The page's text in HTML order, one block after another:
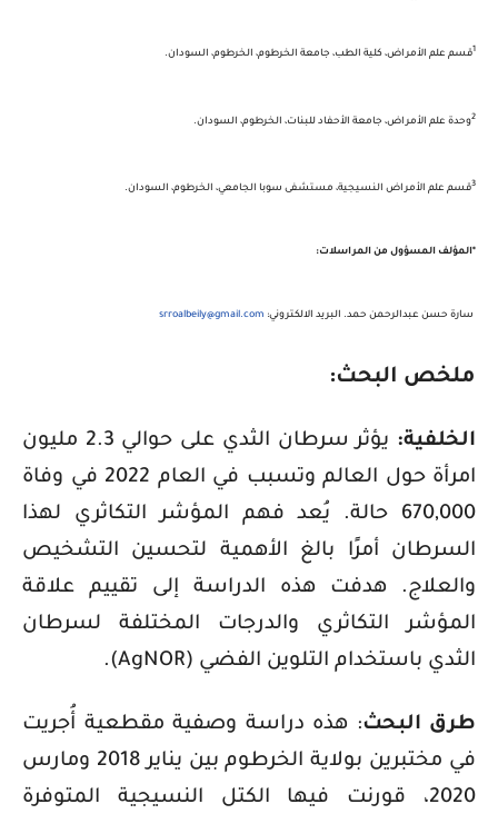
1قسم علم الأمراض، كلية الطب، جامعة الخرطوم، الخرطوم، السودان.
2وحدة علم الأمراض، جامعة الأحفاد للبنات، الخرطوم، السودان.
3قسم علم الأمراض النسيجية، مستشفى سوبا الجامعي، الخرطوم، السودان.
*المؤلف المسؤول من المراسلات:
سارة حسن عبدالرحمن حمد. البريد الالكتروني:
srroalbeily@gmail.com
ملخص البحث:
الخلفية:
يؤثر سرطان الثدي على حوالي 2.3 مليون
امرأة حول العالم وتسبب في العام 2022 في وفاة
670,000 حالة. يُعد فهم المؤشر التكاثري لهذا
السرطان أمرًا بالغ الأهمية لتحسين التشخيص
والعلاج. هدفت هذه الدراسة إلى تقييم علاقة
المؤشر التكاثري والدرجات المختلفة لسرطان
الثدي باستخدام التلوين الفضي (AgNOR)
.
طرق البحث: هذه دراسة وصفية مقطعية أُجريت
في مختبرين بولاية الخرطوم بين يناير 2018 ومارس
2020، قورنت فيها الكتل النسيجية المتوفرة